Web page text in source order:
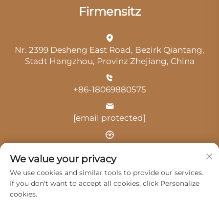
Firmensitz
Nr. 2399 Desheng East Road, Bezirk Qiantang,
Stadt Hangzhou, Provinz Zhejiang, China
+86-18069880575
[email protected]
Uhrzeit: 9:00 Uhr-18:00 Uhr
We value your privacy
We use cookies and similar tools to provide our services.
If you don't want to accept all cookies, click Personalize
cookies.